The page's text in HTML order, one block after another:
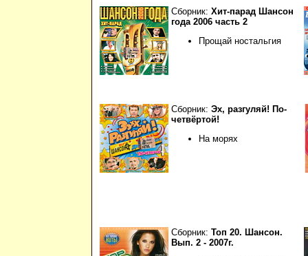
Сборник: Хит-парад Шансон
года 2006 часть 2
Прощай ностальгия
Сборник: Эх, разгуляй! По-
четвёртой!
На морях
Сборник: Топ 20. Шансон.
Вып. 2 - 2007г.